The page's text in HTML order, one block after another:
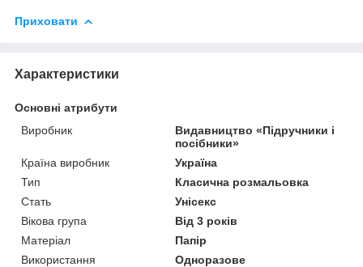
Приховати
Характеристики
Основні атрибути
Виробник
Видавництво «Підручники і
посібники»
Країна виробник
Україна
Тип
Класична розмальовка
Стать
Унісекс
Вікова група
Від 3 років
Матеріал
Папір
Використання
Одноразове